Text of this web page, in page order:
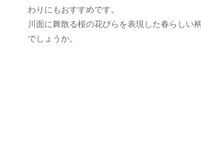
わりにもおすすめです。
川面に舞散る桜の花びらを表現した春らしい
でしょうか。